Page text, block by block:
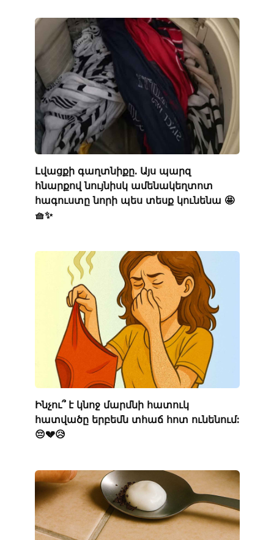
Լվացքի գաղտնիքը. Այս պարզ
հնարքով նույնիսկ ամենակեղտոտ
հագուստը նորի պես տեսք կունենա 🤩
🧺✨
Ինչու՞ է կնոջ մարմնի հատուկ
հատվածը երբեմն տհաճ հոտ ունենում:
😔💔😥